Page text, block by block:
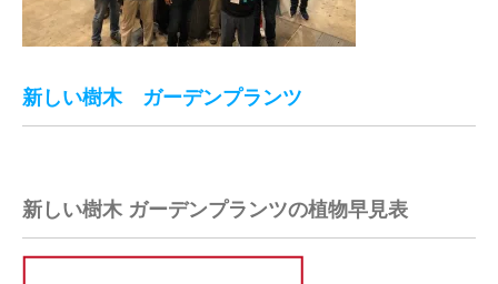
新しい樹木 ガーデンプランツ
新しい樹木 ガーデンプランツの植物早見表